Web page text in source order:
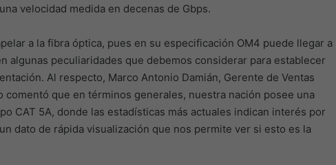
velocidad medida en decenas de Gbps.
a la fibra óptica, pues en su especificación OM4 puede llegar a
algunas peculiaridades que debemos considerar para establecer
Al respecto, Marco Antonio Damián, Gerente de Ventas
comentó que en términos generales, nuestra nación posee una
CAT 5A, donde las estadísticas más actuales indican interés por
dato de rápida visualización que nos permite ver si esto es la